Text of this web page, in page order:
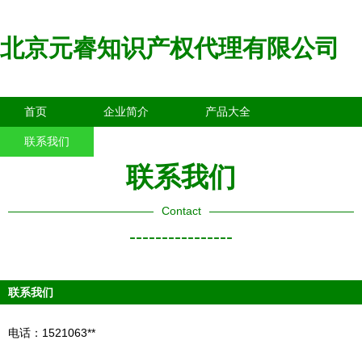
北京元睿知识产权代理有限公司
首页 企业简介 产品大全
联系我们
联系我们
Contact
----------------
联系我们
电话：1521063**